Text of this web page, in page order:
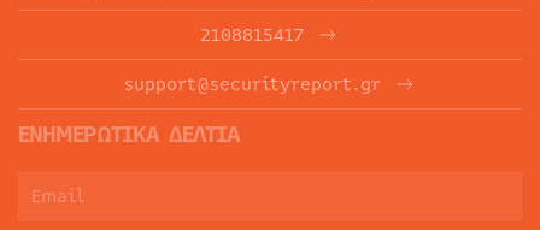
2108815417
support@securityreport.gr
ΕΝΗΜΕΡΩΤΙΚΑ ΔΕΛΤΙΑ